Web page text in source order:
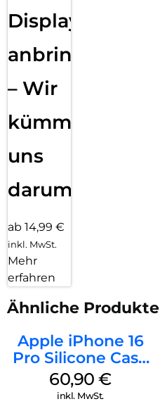
Displayfolie
anbringen
– Wir
kümmern
uns
darum!
ab 14,99 €
inkl. MwSt.
Mehr
erfahren
Ähnliche Produkte
Apple iPhone 16
Pro Silicone Case
MagSafe Stone
Gray
60,90€
inkl. MwSt.